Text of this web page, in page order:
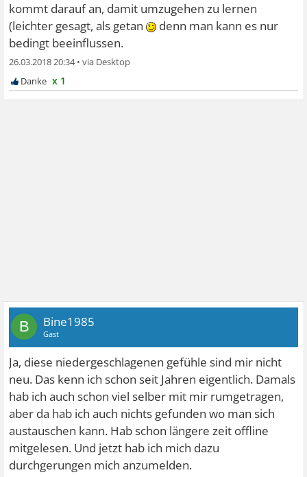
kommt darauf an, damit umzugehen zu lernen
(leichter gesagt, als getan
denn man kann es nur
bedingt beeinflussen.
26.03.2018 20:34•
x 1
B Bine1985
Gast
Ja, diese niedergeschlagenen gefühle sind mir nicht
neu. Das kenn ich schon seit Jahren eigentlich. Damals
hab ich auch schon viel selber mit mir rumgetragen,
aber da hab ich auch nichts gefunden wo man sich
austauschen kann. Hab schon längere zeit offline
mitgelesen. Und jetzt hab ich mich dazu
durchgerungen mich anzumelden.